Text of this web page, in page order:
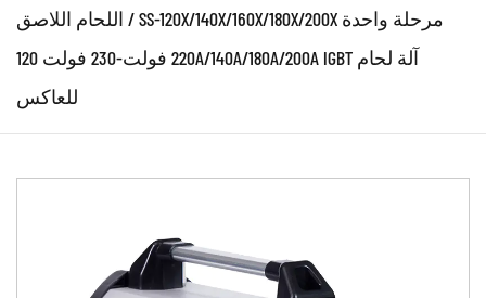
اللحام اللاصق /SS-120X/140X/160X/180X/200X مرحلة واحدة
220 فولت-230 فولت 120A/140A/180A/200A IGBT آلة لحام
للعاكس